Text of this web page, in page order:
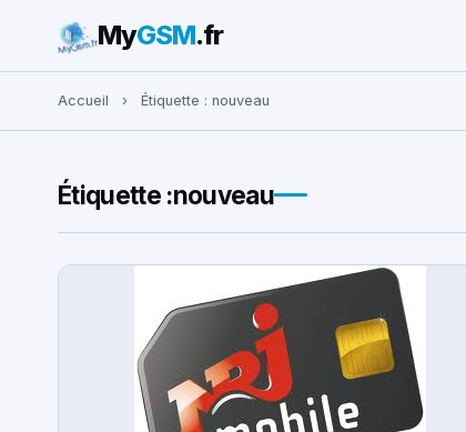
Rechercher :
MyGSM.fr
Accueil › Étiquette : nouveau
Étiquette :nouveau